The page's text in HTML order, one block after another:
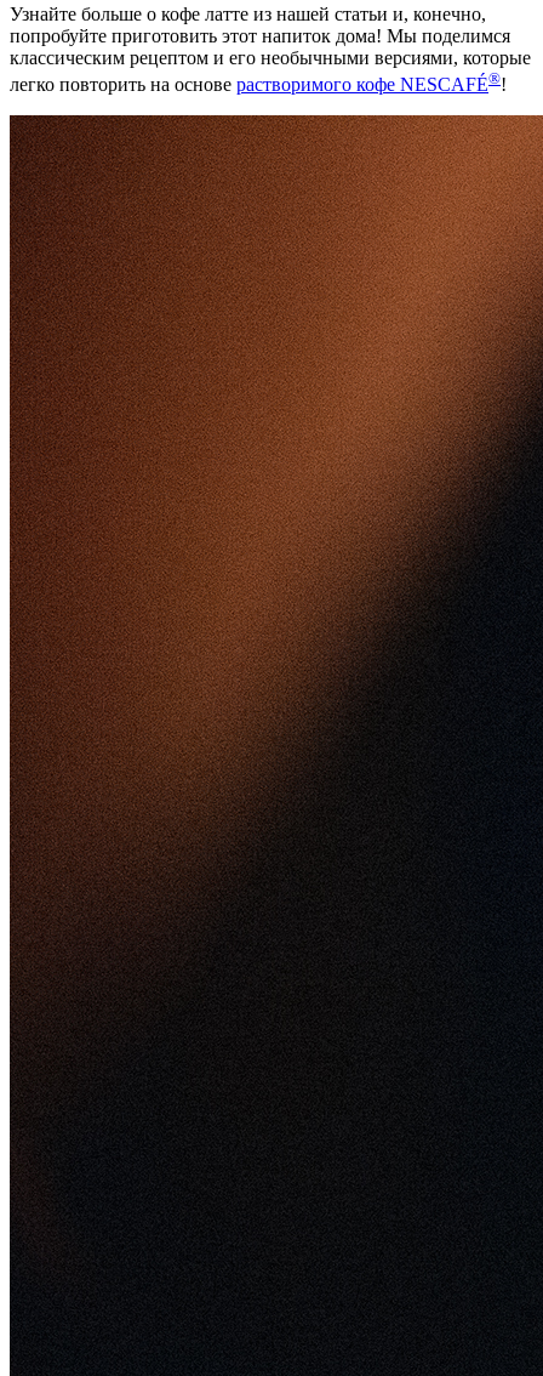
Узнайте больше о кофе латте из нашей статьи и, конечно,
попробуйте приготовить этот напиток дома! Мы поделимся
классическим рецептом и его необычными версиями, которые
легко повторить на основе растворимого кофе NESCAFÉ®!